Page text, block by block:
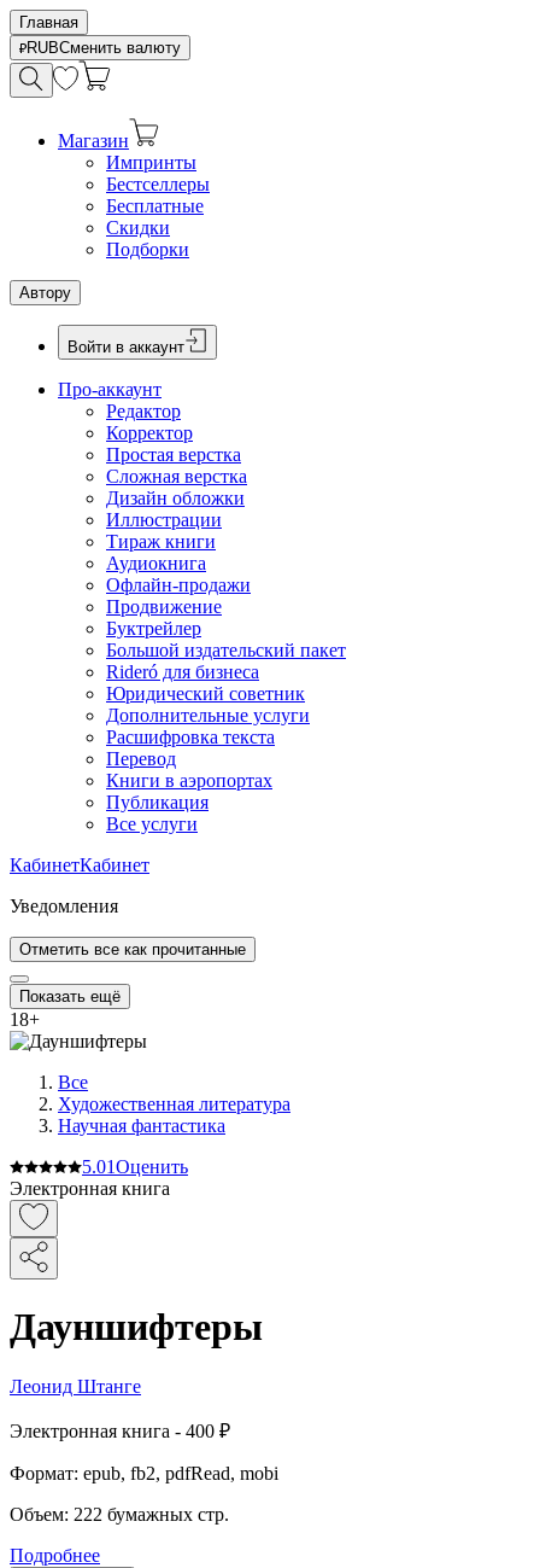
Главная
RUBСменить валюту
Магазин
Импринты
Бестселлеры
Бесплатные
Скидки
Подборки
Автору
Войти в аккаунт
Про-аккаунт
Редактор
Корректор
Простая верстка
Сложная верстка
Дизайн обложки
Иллюстрации
Тираж книги
Аудиокнига
Офлайн-продажи
Продвижение
Буктрейлер
Большой издательский пакет
Rideró для бизнеса
Юридический советник
Дополнительные услуги
Расшифровка текста
Перевод
Книги в аэропортах
Публикация
Все услуги
КабинетКабинет
Уведомления
Отметить все как прочитанные
Показать ещё
18+
Все
Художественная литература
Научная фантастика
5.01Оценить
Электронная книга
Дауншифтеры
Леонид Штанге
Электронная книга - 400 ₽
Формат: epub, fb2, pdfRead, mobi
Объем: 222 бумажных стр.
Подробнее